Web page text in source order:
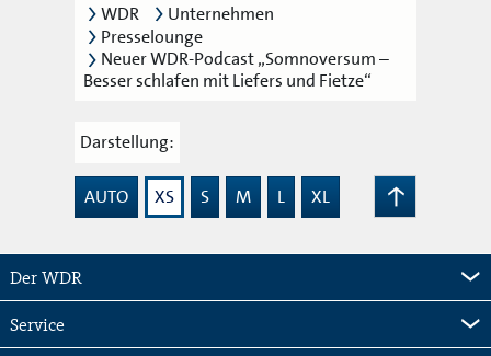
WDR
Unternehmen
Presselounge
Neuer WDR-Podcast „Somnoversum –
Besser schlafen mit Liefers und Fietze“
Darstellung:
AUTO XS S M L
XL
Zum
Der WDR
Service